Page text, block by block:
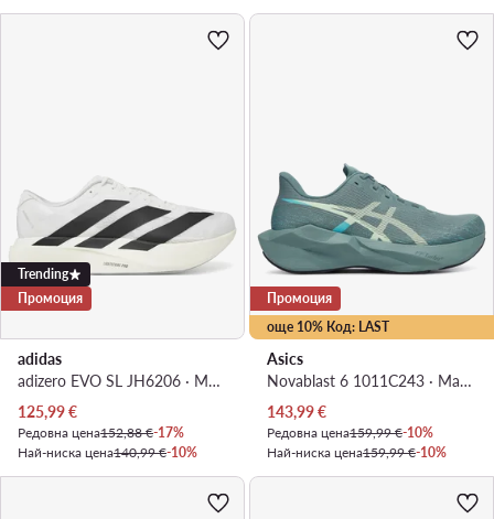
Trending
Промоция
adidas
adizero EVO SL JH6206 · Маратонки за бягане
Актуална цена
125,99€
Редовна цена152,88 €-17%
Най-ниска цена140,99 €-10%
още 10% Код: LAST
Промоция
Asics
Novablast 6 1011C243 · Маратонки за бягане
Актуална цена
143,99€
Редовна цена159,99 €-10%
Най-ниска цена159,99 €-10%